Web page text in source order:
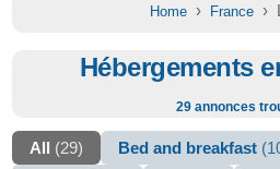
Home› France›
Hébergements
29 annonces
All (29) Bed and breakfast